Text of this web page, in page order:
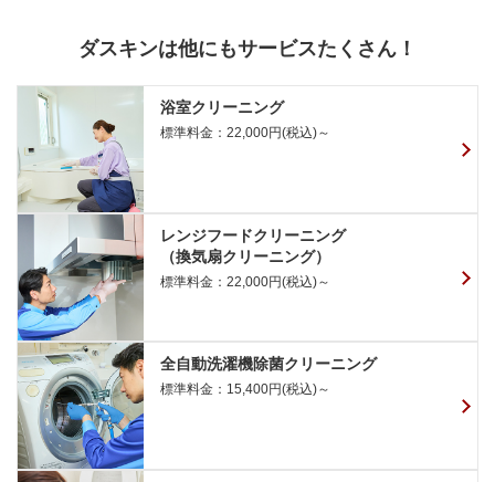
ダスキンは他にもサービスたくさん！
浴室クリーニング
標準料金：22,000円(税込)～
レンジフードクリーニング
（換気扇クリーニング）
標準料金：22,000円(税込)～
全自動洗濯機除菌クリーニング
標準料金：15,400円(税込)～